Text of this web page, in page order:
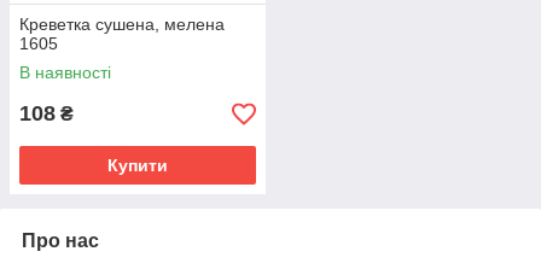
Креветка сушена, мелена
1605
В наявності
108 ₴
Купити
Про нас